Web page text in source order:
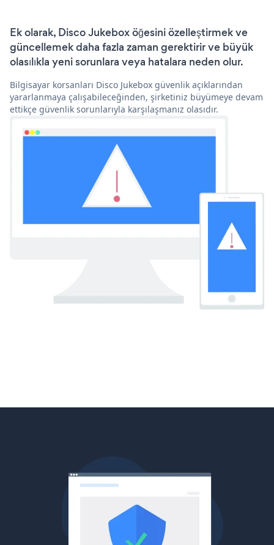
Ek olarak, Disco Jukebox öğesini özelleştirmek ve
güncellemek daha fazla zaman gerektirir ve büyük
olasılıkla yeni sorunlara veya hatalara neden olur.
Bilgisayar korsanları Disco Jukebox güvenlik açıklarından
yararlanmaya çalışabileceğinden, şirketiniz büyümeye devam
ettikçe güvenlik sorunlarıyla karşılaşmanız olasıdır.